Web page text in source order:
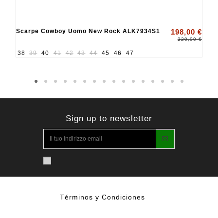
Scarpe Cowboy Uomo New Rock ALK7934S1 198,00 €
220,00 €
38 39 40 41 42 43 44 45 46 47
Sign up to newsletter
Términos y Condiciones